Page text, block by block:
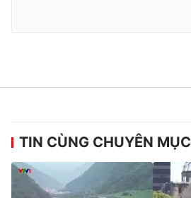
TIN CÙNG CHUYÊN MỤC